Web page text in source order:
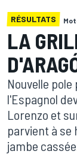
RÉSULTATS
LA
Nouvelle
l'Espagnol
Lorenzo et
parvient à se
jambe cassée.